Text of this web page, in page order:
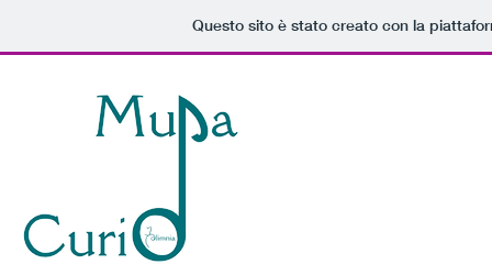
Questo sito è stato creato con la